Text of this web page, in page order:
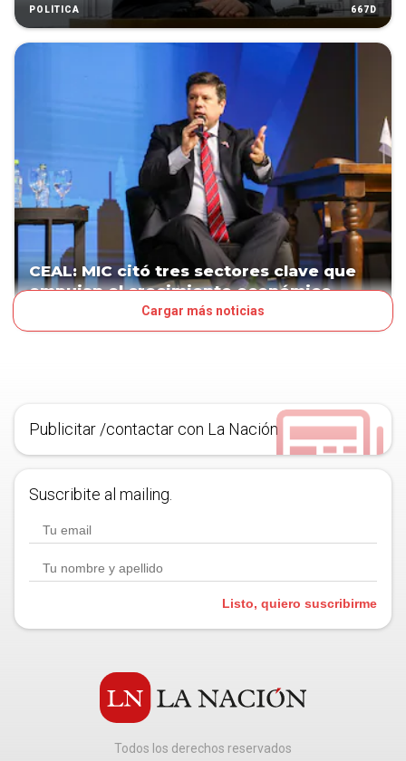
POLÍTICA 667D
CEAL: MIC citó tres sectores clave que
empujan el crecimiento económico
Cargar más noticias
Publicitar /contactar con La Nación
Suscribite al mailing.
Listo, quiero suscribirme
Todos los derechos reservados